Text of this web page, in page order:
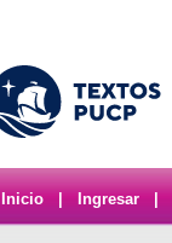
Inicio Ingresar